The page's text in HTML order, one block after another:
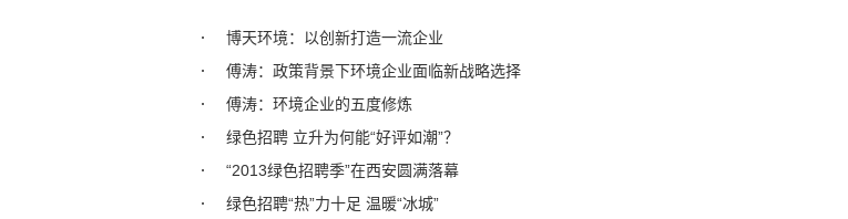
博天环境：以创新打造一流企业
傅涛：政策背景下环境企业面临新战略选择
傅涛：环境企业的五度修炼
绿色招聘 立升为何能“好评如潮”？
“2013绿色招聘季”在西安圆满落幕
绿色招聘“热”力十足 温暖“冰城”